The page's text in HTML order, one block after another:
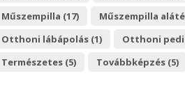
Műszempilla (17)
Műszempilla
Otthoni lábápolás (1)
Otthoni
Természetes (5)
Továbbképzés (5)